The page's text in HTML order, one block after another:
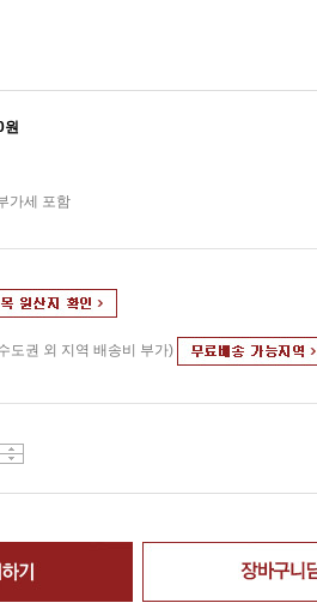
원
가세 포함
도권 외 지역 배송비 부가)